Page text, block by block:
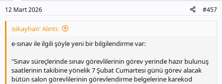
:
12 Mart 2026 #457
isikayhan' Alıntı:
e-sınav ile ilgili şöyle yeni bir bilgilendirme var:
"Sınav süreçlerinde sınav görevlilerinin görev yerinde hazır bulunuş
saatlerinin takibine yönelik 7 Şubat Cumartesi günü görev alacak
bütün salon görevlilerinin görevlendirme belgelerine karekod